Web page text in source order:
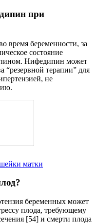
при
время беременности, за
состояние
Нифедипин может
“резервной терапии” для
не
матки
беременных может
плода, требующему
[54] и смерти плода